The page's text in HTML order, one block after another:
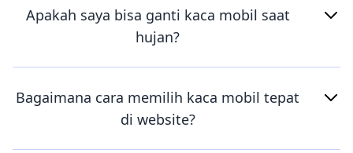
Apakah saya bisa ganti kaca mobil saat
hujan?
Bagaimana cara memilih kaca mobil tepat
di website?